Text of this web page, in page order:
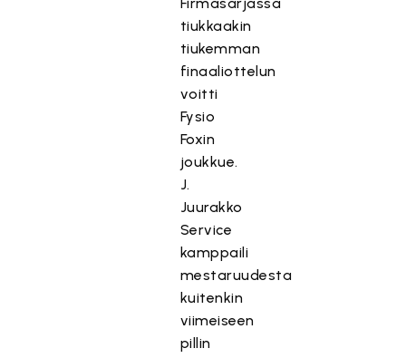
tiukkaakin
tiukemman
finaaliottelun
voitti
Fysio
Foxin
joukkue.
J.
Juurakko
Service
kamppaili
mestaruudesta
kuitenkin
viimeiseen
pillin